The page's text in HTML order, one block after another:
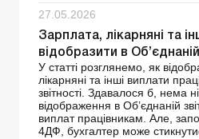
27.05.2026
Зарплата, лікарняні та
відобразити в Об’єднаній
У статті розглянемо, як
лікарняні та інші виплати
звітності. Здавалося б, нема
відображення в Об’єднаній
виплат працівникам. Але,
4ДФ, бухгалтер може